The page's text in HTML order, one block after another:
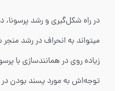
در راه شکل‏‌گیری و رشد پرسونا،
میتواند به انحراف در رشد
زیاده روی در همانند‌‏سازی با
توجه‌اش به مورد پسند بودن